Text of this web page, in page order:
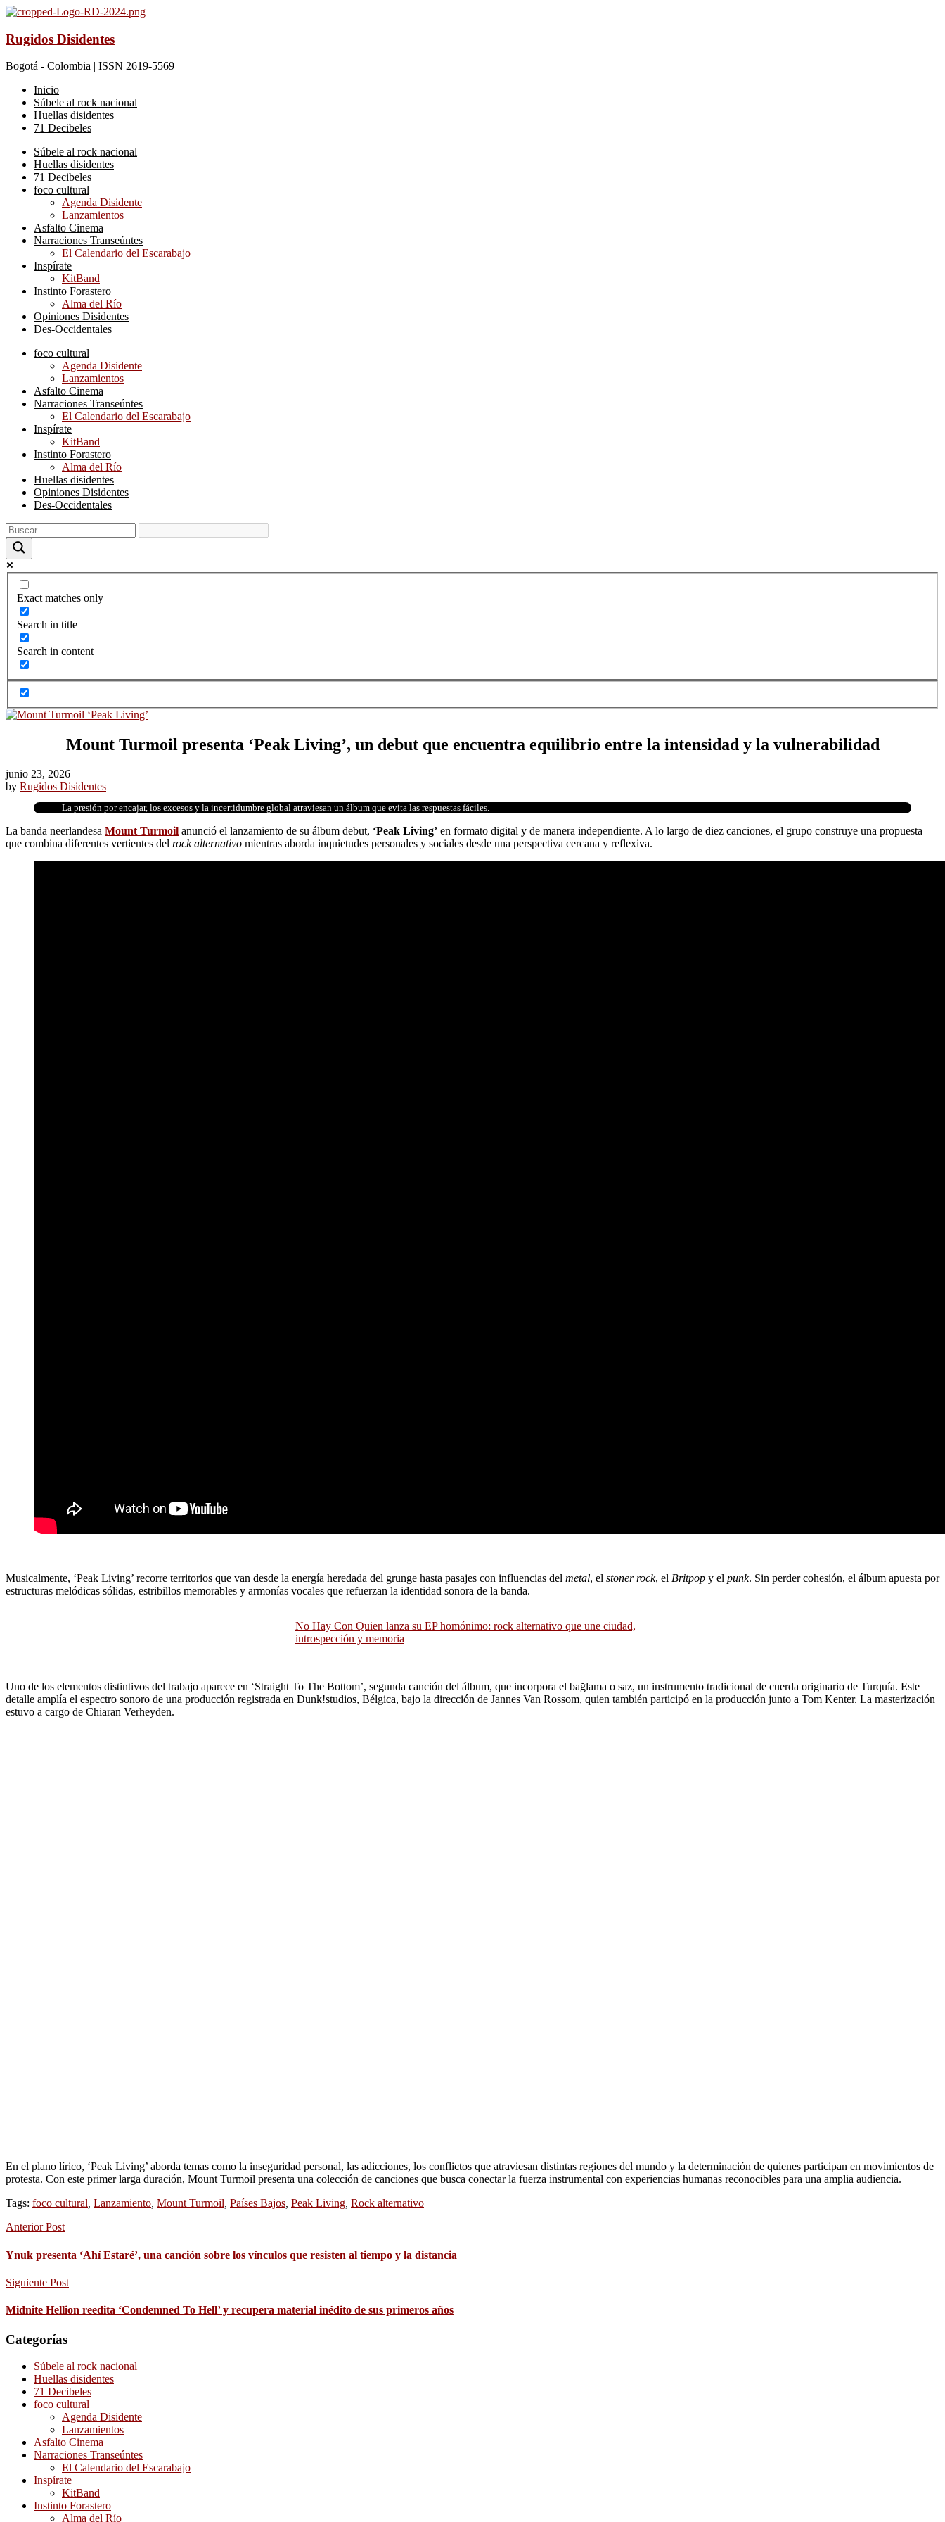
Rugidos Disidentes
Bogotá - Colombia | ISSN 2619-5569
Inicio
Súbele al rock nacional
Huellas disidentes
71 Decibeles
Súbele al rock nacional
Huellas disidentes
71 Decibeles
foco cultural
Agenda Disidente
Lanzamientos
Asfalto Cinema
Narraciones Transeúntes
El Calendario del Escarabajo
Inspírate
KitBand
Instinto Forastero
Alma del Río
Opiniones Disidentes
Des-Occidentales
foco cultural
Agenda Disidente
Lanzamientos
Asfalto Cinema
Narraciones Transeúntes
El Calendario del Escarabajo
Inspírate
KitBand
Instinto Forastero
Alma del Río
Huellas disidentes
Opiniones Disidentes
Des-Occidentales
Exact matches only
Search in title
Search in content
Mount Turmoil presenta ‘Peak Living’, un debut que encuentra equilibrio entre la intensidad y la vulnerabilidad
junio 23, 2026
by Rugidos Disidentes
La presión por encajar, los excesos y la incertidumbre global atraviesan un álbum que evita las respuestas fáciles.
La banda neerlandesa Mount Turmoil anunció el lanzamiento de su álbum debut, ‘Peak Living’ en formato digital y de manera independiente. A lo largo de diez canciones, el grupo construye una propuesta
que combina diferentes vertientes del rock alternativo mientras aborda inquietudes personales y sociales desde una perspectiva cercana y reflexiva.
Musicalmente, ‘Peak Living’ recorre territorios que van desde la energía heredada del grunge hasta pasajes con influencias del metal, el stoner rock, el Britpop y el punk. Sin perder cohesión, el álbum apuesta por
estructuras melódicas sólidas, estribillos memorables y armonías vocales que refuerzan la identidad sonora de la banda.
No Hay Con Quien lanza su EP homónimo: rock alternativo que une ciudad,
introspección y memoria
Uno de los elementos distintivos del trabajo aparece en ‘Straight To The Bottom’, segunda canción del álbum, que incorpora el bağlama o saz, un instrumento tradicional de cuerda originario de Turquía. Este
detalle amplía el espectro sonoro de una producción registrada en Dunk!studios, Bélgica, bajo la dirección de Jannes Van Rossom, quien también participó en la producción junto a Tom Kenter. La masterización
estuvo a cargo de Chiaran Verheyden.
En el plano lírico, ‘Peak Living’ aborda temas como la inseguridad personal, las adicciones, los conflictos que atraviesan distintas regiones del mundo y la determinación de quienes participan en movimientos de
protesta. Con este primer larga duración, Mount Turmoil presenta una colección de canciones que busca conectar la fuerza instrumental con experiencias humanas reconocibles para una amplia audiencia.
Tags: foco cultural, Lanzamiento, Mount Turmoil, Países Bajos, Peak Living, Rock alternativo
Anterior Post
Ynuk presenta ‘Ahí Estaré’, una canción sobre los vínculos que resisten al tiempo y la distancia
Siguiente Post
Midnite Hellion reedita ‘Condemned To Hell’ y recupera material inédito de sus primeros años
Categorías
Súbele al rock nacional
Huellas disidentes
71 Decibeles
foco cultural
Agenda Disidente
Lanzamientos
Asfalto Cinema
Narraciones Transeúntes
El Calendario del Escarabajo
Inspírate
KitBand
Instinto Forastero
Alma del Río